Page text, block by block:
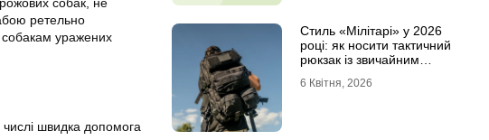
ретельно
собакам уражених
числі швидка допомога
Стиль «Мілітарі» у 2026
році: як носити тактичний
рюкзак із звичайним
6 Квітня, 2026